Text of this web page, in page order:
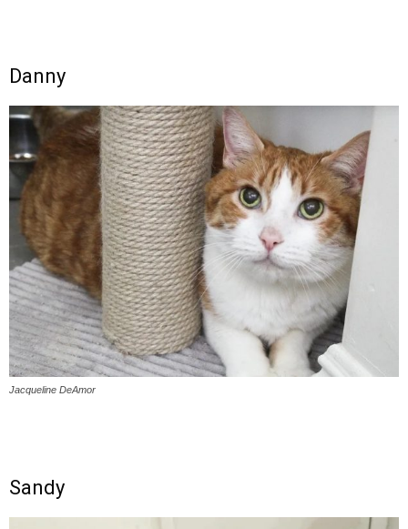
Danny
Jacqueline DeAmor
Sandy